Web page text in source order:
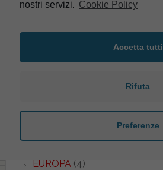
(1)
EUROPA(4)
nostri servizi. Cookie Policy
Accetta tutti
Rifuta
Preferenze